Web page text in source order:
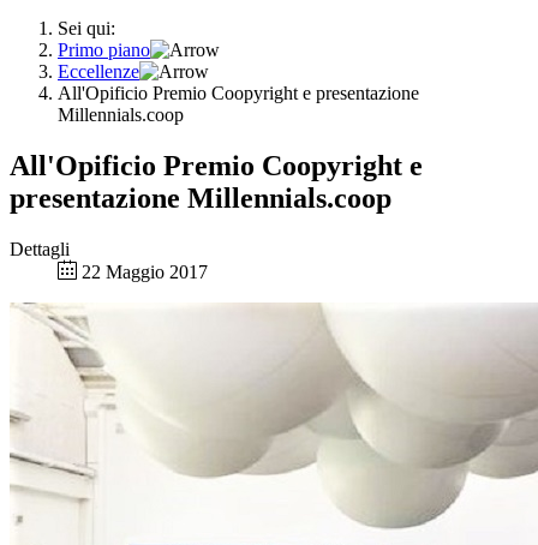
Sei qui:
Primo piano
Eccellenze
All'Opificio Premio Coopyright e presentazione
Millennials.coop
All'Opificio Premio Coopyright e
presentazione Millennials.coop
Dettagli
22 Maggio 2017